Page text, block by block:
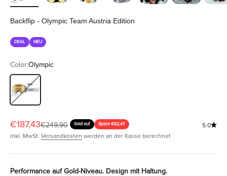
Backflip - Olympic Team Austria Edition
DEAL NEU
Color:Olympic
Olympic
Angebot
€187,43Regulärer Preis
€249,90 Sold out Spare €62,47
5.0
inkl. MwSt. Versandkosten werden an der Kasse berechnet
Performance auf Gold-Niveau. Design mit Haltung.